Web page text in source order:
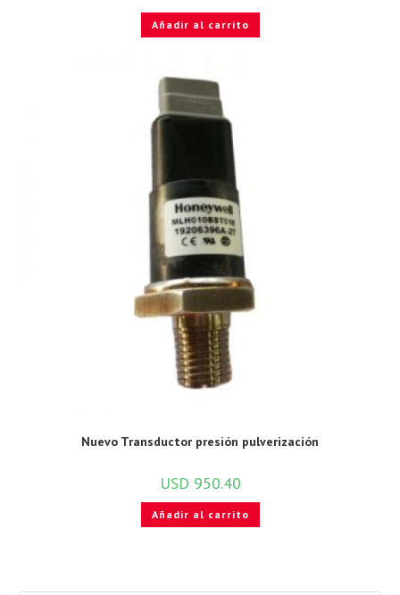
Añadir al carrito
Nuevo Transductor presión pulverización
USD 950.40
Añadir al carrito